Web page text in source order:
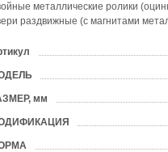
металлические ролики
раздвижные (с магнитами
мм